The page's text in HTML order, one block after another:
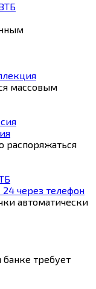
массовым
распоряжаться
через телефон
автоматически
требует